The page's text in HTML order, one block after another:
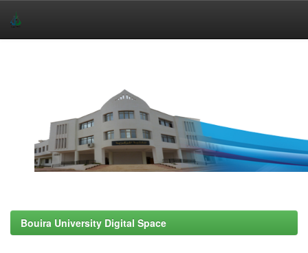
Bouira University Digital Space